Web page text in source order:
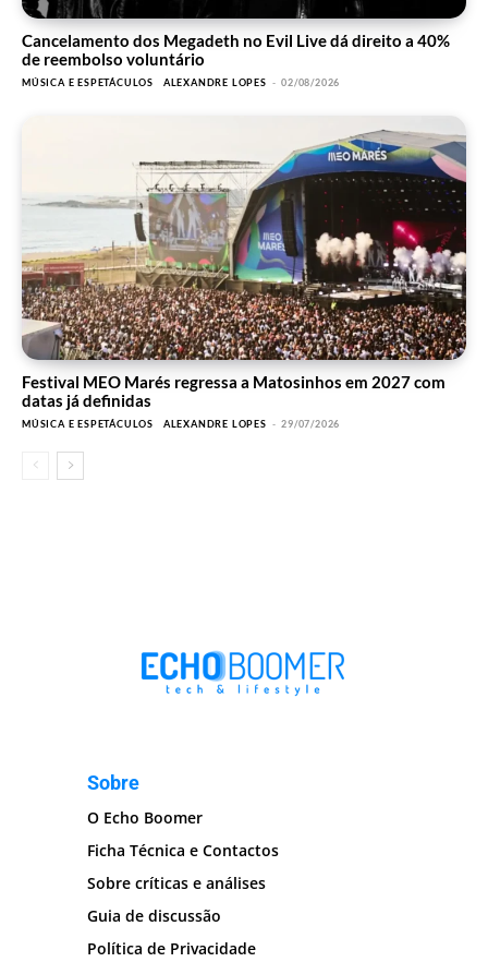
Cancelamento dos Megadeth no Evil Live dá direito a 40%
de reembolso voluntário
MÚSICA E ESPETÁCULOS ALEXANDRE LOPES - 02/08/2026
Festival MEO Marés regressa a Matosinhos em 2027 com
datas já definidas
MÚSICA E ESPETÁCULOS ALEXANDRE LOPES - 29/07/2026
Sobre
O Echo Boomer
Ficha Técnica e Contactos
Sobre críticas e análises
Guia de discussão
Política de Privacidade